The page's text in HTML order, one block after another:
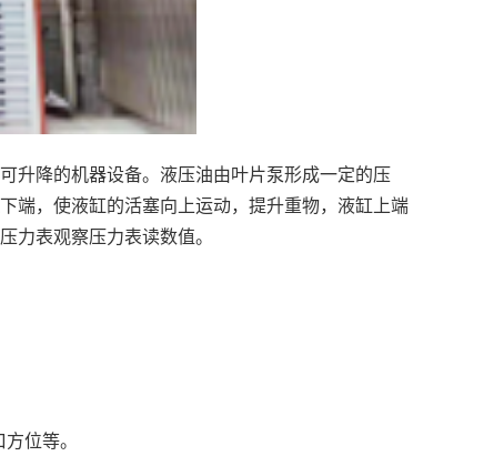
升降的机器设备。液压油由叶片泵形成一定的压
端，使液缸的活塞向上运动，提升重物，液缸上端
力表观察压力表读数值。
位等。